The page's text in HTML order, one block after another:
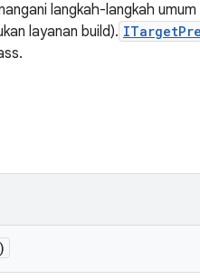
langkah-langkah
layanan build).